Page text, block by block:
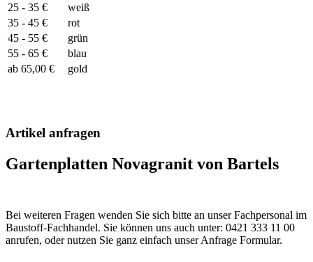
25 - 35 €
weiß
35 - 45 €
rot
45 - 55 €
grün
55 - 65 €
blau
ab 65,00 €
gold
Artikel anfragen
Gartenplatten Novagranit von Bartels
Bei weiteren Fragen wenden Sie sich bitte an unser Fachpersonal im
Baustoff-Fachhandel. Sie können uns auch unter: 0421 333 11 00
anrufen, oder nutzen Sie ganz einfach unser Anfrage Formular.